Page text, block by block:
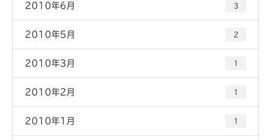
2010年6月 3
2010年5月 2
2010年3月 1
2010年2月 1
2010年1月 1